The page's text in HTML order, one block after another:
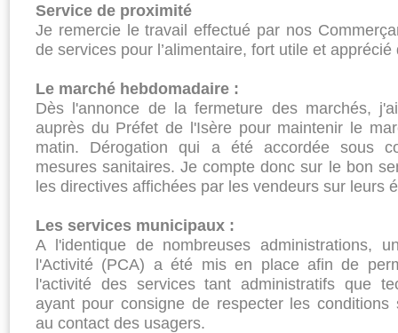
Service de proximité
Je remercie le travail effectué par nos
de services pour l’alimentaire, fort utile et
Le marché hebdomadaire :
Dès l'annonce de la fermeture des marchés,
auprès du Préfet de l'Isère pour maintenir le
matin. Dérogation qui a été accordée sous
mesures sanitaires. Je compte donc sur le bon
les directives affichées par les vendeurs sur leurs
Les services municipaux :
A l'identique de nombreuses administrations,
l'Activité (PCA) a été mis en place afin de
l'activité des services tant administratifs que
ayant pour consigne de respecter les conditions
au contact des usagers.